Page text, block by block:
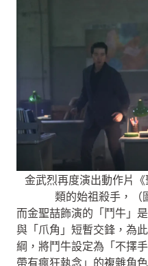
金武烈再度演出動作片
類的始祖殺手，（
而金聖喆飾演的「鬥牛」
與「爪角」短暫交鋒，為
綱，將鬥牛設定為「不擇
帶有瘋狂執念」的複雜角